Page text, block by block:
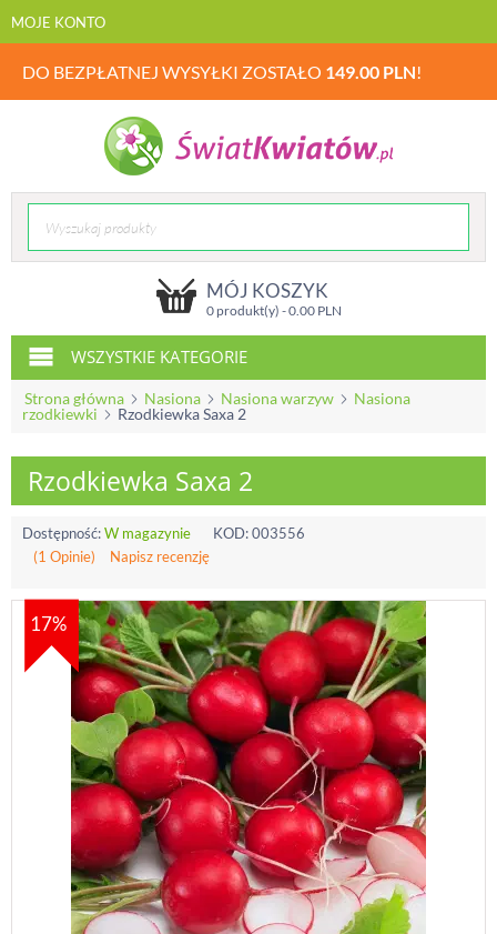
MOJE KONTO
DO BEZPŁATNEJ WYSYŁKI ZOSTAŁO 149.00 PLN!
MÓJ KOSZYK
0 produkt(y) -0.00PLN
WSZYSTKIE KATEGORIE
Strona główna Nasiona Nasiona warzyw
Nasiona
rzodkiewki
Rzodkiewka Saxa 2
Rzodkiewka Saxa 2
Dostępność:W magazynie KOD:003556
(1 Opinie)
Napisz recenzję
17%